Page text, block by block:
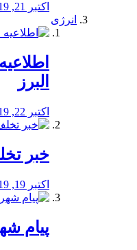
اکتبر 21, 2019
انرژی
البرز
اکتبر 22, 2019
خبر
اکتبر 19, 2019
پیام